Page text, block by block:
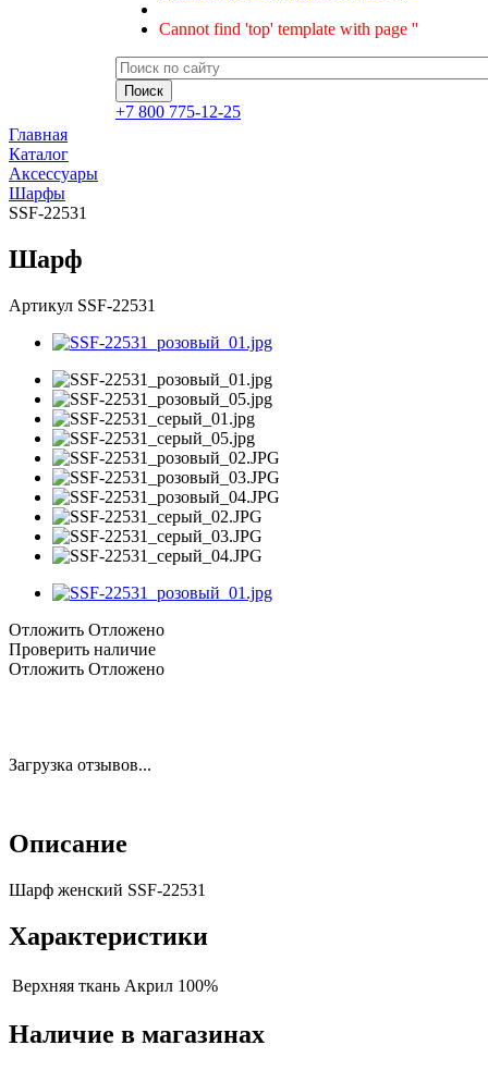
Cannot find 'top' template with page ''
+7 800 775-12-25
Главная
Каталог
Аксессуары
Шарфы
SSF-22531
Шарф
Артикул SSF-22531
Отложить Отложено
Проверить наличие
Отложить Отложено
Загрузка отзывов...
Описание
Шарф женский SSF-22531
Характеристики
Верхняя ткань Акрил 100%
Наличие в магазинах